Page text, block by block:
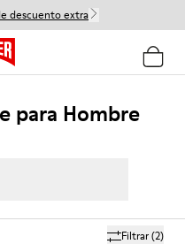
descuento extra
para Hombre
Filtrar(2)